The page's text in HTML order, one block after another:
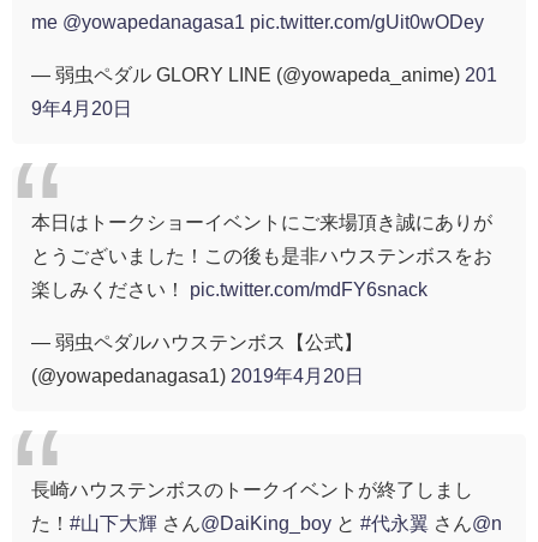
me @yowapedanagasa1 pic.twitter.com/gUit0wODey
— 弱虫ペダル GLORY LINE (@yowapeda_anime) 201
9年4月20日
本日はトークショーイベントにご来場頂き誠にありが
とうございました！この後も是非ハウステンボスをお
楽しみください！ pic.twitter.com/mdFY6snack
— 弱虫ペダルハウステンボス【公式】
(@yowapedanagasa1) 2019年4月20日
長崎ハウステンボスのトークイベントが終了しまし
た！ #山下大輝 さん @DaiKing_boy と #代永翼 さん @n